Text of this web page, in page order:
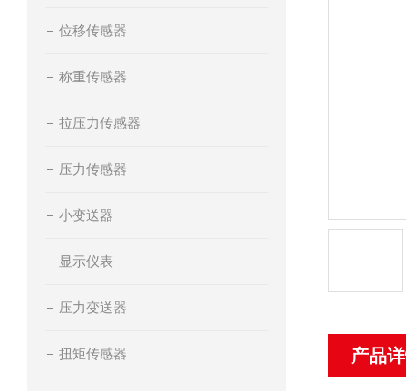
产品
位移传感器
称重传感器
拉压力传感器
压力传感器
小变送器
显示仪表
压力变送器
扭矩传感器